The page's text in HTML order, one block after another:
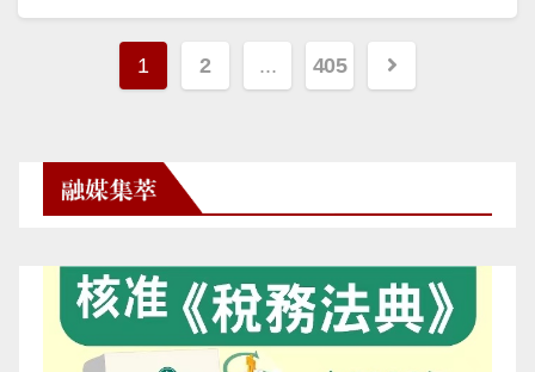
文
章
頁
1 2 ... 405